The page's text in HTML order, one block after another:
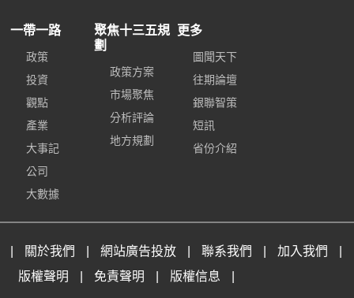
一帶一路
政策
投資
觀點
產業
大事記
公司
大數據
聚焦十三五規
劃
政策方案
市場聚焦
分析評論
地方規劃
更多
圖聞天下
往期論壇
銀聯智策
短訊
省份介紹
關於我們 網站廣告投放 聯系我們 加入我們
版權聲明
免責聲明 版權信息